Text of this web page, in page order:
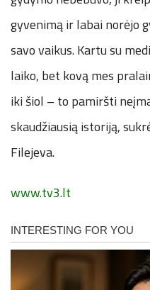
gyvenimą ir labai norėjo
savo vaikus. Kartu su
laiko, bet kovą mes
iki šiol – to pamiršti
skaudžiausią istoriją,
Filejeva.
www.tv3.lt